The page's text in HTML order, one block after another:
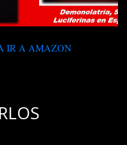
IR A AMAZON